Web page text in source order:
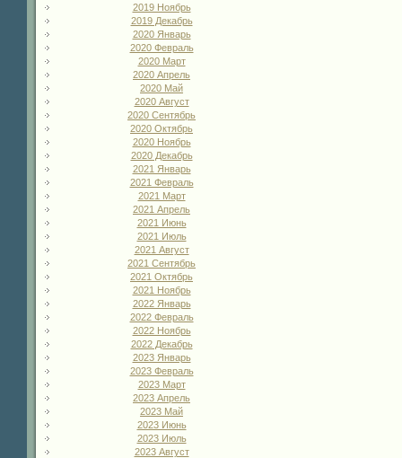
2019 Ноябрь
2019 Декабрь
2020 Январь
2020 Февраль
2020 Март
2020 Апрель
2020 Май
2020 Август
2020 Сентябрь
2020 Октябрь
2020 Ноябрь
2020 Декабрь
2021 Январь
2021 Февраль
2021 Март
2021 Апрель
2021 Июнь
2021 Июль
2021 Август
2021 Сентябрь
2021 Октябрь
2021 Ноябрь
2022 Январь
2022 Февраль
2022 Ноябрь
2022 Декабрь
2023 Январь
2023 Февраль
2023 Март
2023 Апрель
2023 Май
2023 Июнь
2023 Июль
2023 Август